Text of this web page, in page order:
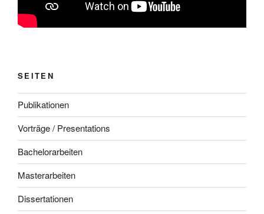
SEITEN
Publikationen
Vorträge / Presentations
Bachelorarbeiten
Masterarbeiten
Dissertationen